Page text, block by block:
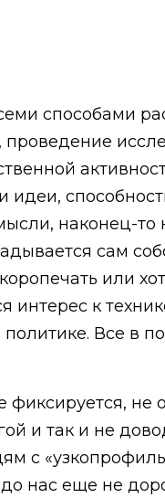
способами
идеи,
наконец-то
сам
или
к
Все в
не
и так и не
с
нас еще не